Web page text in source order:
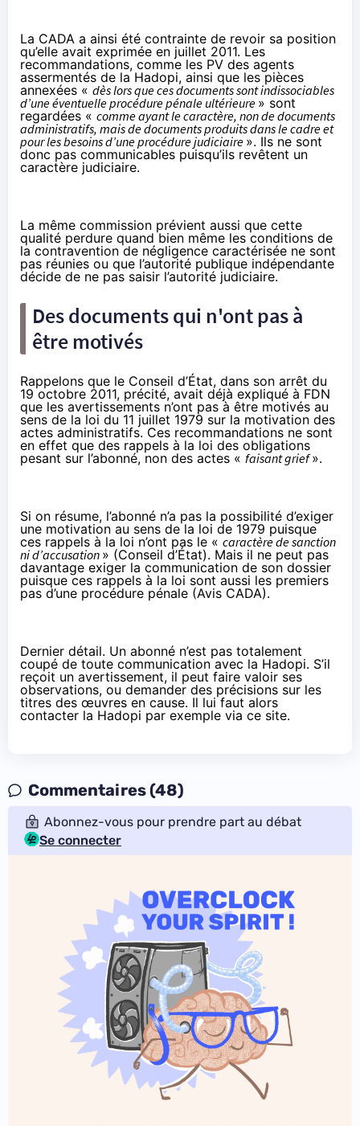
La CADA a ainsi été contrainte de revoir sa position
qu’elle avait exprimée en juillet 2011. Les
recommandations, comme les PV des agents
assermentés de la Hadopi, ainsi que les pièces
annexées « dès lors que ces documents sont indissociables
d’une éventuelle procédure pénale ultérieure » sont
regardées « comme ayant le caractère, non de documents
administratifs, mais de documents produits dans le cadre et
pour les besoins d’une procédure judiciaire ». Ils ne sont
donc pas communicables puisqu’ils revêtent un
caractère judiciaire.
La même commission prévient aussi que cette
qualité perdure quand bien même les conditions de
la contravention de négligence caractérisée ne sont
pas réunies ou que l’autorité publique indépendante
décide de ne pas saisir l’autorité judiciaire.
Des documents qui n'ont pas à
être motivés
Rappelons que le Conseil d’État, dans son arrêt du
19 octobre 2011, précité, avait déjà expliqué à FDN
que les avertissements n’ont pas à être motivés au
sens de la loi du 11 juillet 1979 sur la motivation des
actes administratifs. Ces recommandations ne sont
en effet que des rappels à la loi des obligations
pesant sur l’abonné, non des actes « faisant grief».
Si on résume, l’abonné n’a pas la possibilité d’exiger
une motivation au sens de la loi de 1979 puisque
ces rappels à la loi n’ont pas le « caractère de sanction
ni d’accusation » (Conseil d’État). Mais il ne peut pas
davantage exiger la communication de son dossier
puisque ces rappels à la loi sont aussi les premiers
pas d’une procédure pénale (Avis CADA).
Dernier détail. Un abonné n’est pas totalement
coupé de toute communication avec la Hadopi. S’il
reçoit un avertissement, il peut faire valoir ses
observations, ou demander des précisions sur les
titres des œuvres en cause. Il lui faut alors
contacter la Hadopi par exemple via ce site.
Commentaires (48)
Abonnez-vous pour prendre part au débat
Se connecter